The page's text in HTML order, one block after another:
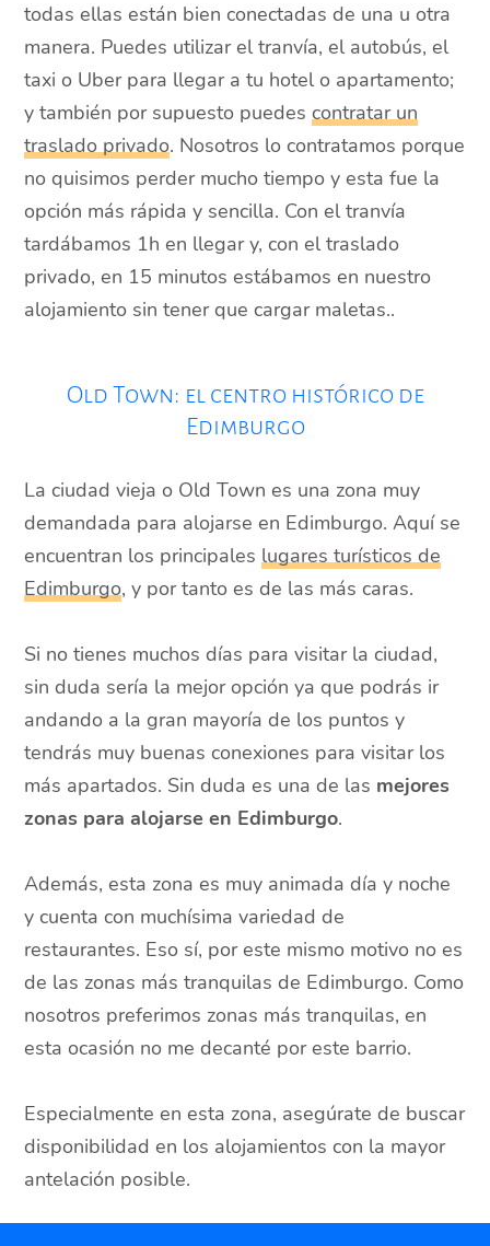
todas ellas están bien conectadas de una u otra
manera. Puedes utilizar el tranvía, el autobús, el
taxi o Uber para llegar a tu hotel o apartamento;
y también por supuesto puedescontratar un
traslado privado. Nosotros lo contratamos porque
no quisimos perder mucho tiempo y esta fue la
opción más rápida y sencilla. Con el tranvía
tardábamos 1h en llegar y, con el traslado
privado, en 15 minutos estábamos en nuestro
alojamiento sin tener que cargar maletas..
Old Town: el centro histórico de
Edimburgo
La ciudad vieja o Old Town es una zona muy
demandada para alojarse en Edimburgo. Aquí se
encuentran los principaleslugares turísticos de
Edimburgo, y por tanto es de las más caras.
Si no tienes muchos días para visitar la ciudad,
sin duda sería la mejor opción ya que podrás ir
andando a la gran mayoría de los puntos y
tendrás muy buenas conexiones para visitar los
más apartados. Sin duda es una de las mejores
zonas para alojarse en Edimburgo.
Además, esta zona es muy animada día y noche
y cuenta con muchísima variedad de
restaurantes. Eso sí, por este mismo motivo no es
de las zonas más tranquilas de Edimburgo. Como
nosotros preferimos zonas más tranquilas, en
esta ocasión no me decanté por este barrio.
Especialmente en esta zona, asegúrate de buscar
disponibilidad en los alojamientos con la mayor
antelación posible.